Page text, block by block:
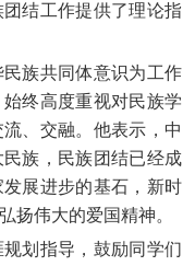
结工作提供了理论指
族共同体意识为工作
终高度重视对民族学
、交融。他表示，中
族，民族团结已经成
展进步的基石，新时
扬伟大的爱国精神。
划指导，鼓励同学们